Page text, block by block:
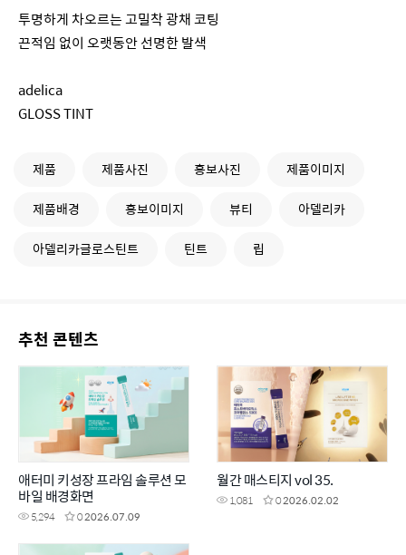
투명하게 차오르는 고밀착 광채 코팅
끈적임 없이 오랫동안 선명한 발색
adelica
GLOSS TINT
제품 제품사진 홍보사진
제품이미지
제품배경
홍보이미지 뷰티
아델리카
아델리카글로스틴트
틴트 립
추천 콘텐츠
애터미 키성장 프라임 솔루션 모
바일 배경화면
5,294 02026.07.09
월간 매스티지 vol 35.
1,081 02026.02.02